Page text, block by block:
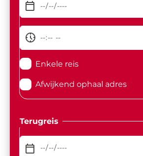
Enkele reis
Afwijkend ophaal adres
Terugreis